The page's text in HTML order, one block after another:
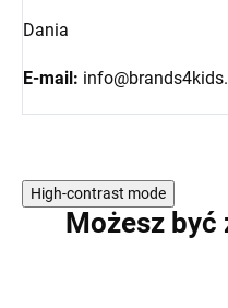
Dania
E-mail:
High-contrast mode
Możesz być